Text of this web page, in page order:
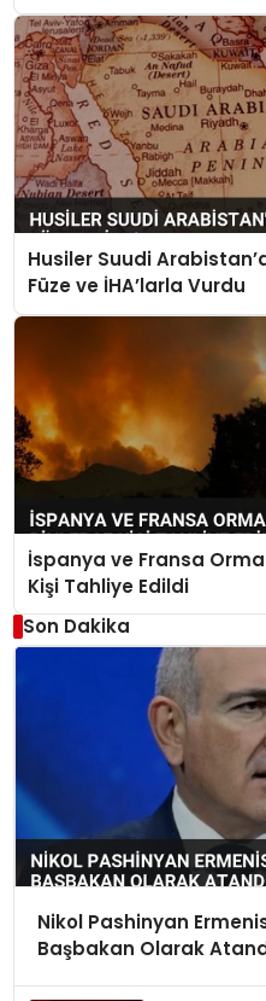
Husiler Suudi
Füze ve İHA’larla Vurdu
İspanya ve Fransa
Kişi Tahliye Edildi
Son Dakika
Nikol Pashinyan
Başbakan Olarak